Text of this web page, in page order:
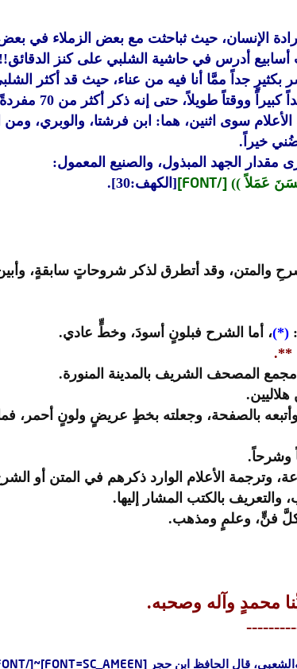
الإنسان، حيث ثباحثت مع بعض الزملاء في بعض
أدرس في حاشية الشلبي على كنز الدقائق!!،
جداً ممَّا أنا فيه من عناء، حيث قد أكثر
من المفردات والمبهمات ما استغرق
سوى اثنين، هما: ابن فرشتا، والوبري، ومن
خيراً.
مقدار الجهد المبذول، والصنيع المعمول:
عَمَلاً )) [/FONT] [الكهف:30].
والمتن، وقد أتطرق لذكر شروحاتٍ سابقةٍ،
(*)، أما الشرح فبلونٍ أسودَ، وخطٍّ عادي.
**
.
المصحف الشريف بالمدينة المنورة.
بالصفحة، وجعلته بخطٍ عريضٍ ولونٍ أحمر،
وشرحاً.
وترجمة الأعلام الوارد ذكرهم في المتن أو
بالكتب المشار إليها.
فنٍّ، وعلمٍ ومذهب.
محمدٍ وآله وصحبه.
قال الحافظ ابن حجر [FONT=SC_AMEEN]~ٍٍِِ[/FONT]